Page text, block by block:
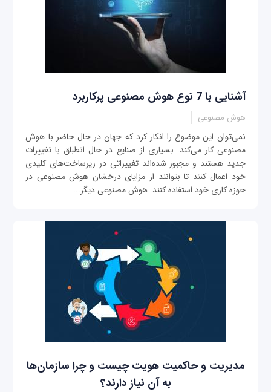
آشنایی با 7 نوع هوش مصنوعی پرکاربرد
هوش مصنوعی
نمی‌توان این موضوع را انکار کرد که جهان در حال حاضر با هوش
مصنوعی کار می‌کند. بسیاری از صنایع در حال انطباق با تغییرات
جدید هستند و مجبور شده‌اند تغییراتی در زیرساخت‌های کلیدی
خود اعمال کنند تا بتوانند از مزایای درخشان هوش مصنوعی در
حوزه کاری خود استفاده کنند. هوش مصنوعی دیگر...
مدیریت و حاکمیت هویت چیست و چرا سازمان‌ها
به آن نیاز دارند؟